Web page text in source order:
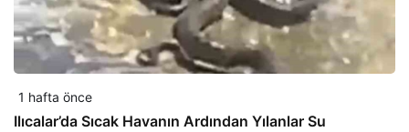
1 hafta önce
Ilıcalar’da Sıcak Havanın Ardından Yılanlar Su